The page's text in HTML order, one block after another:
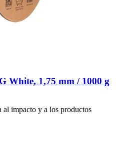
White, 1,75 mm / 1000 g
al impacto y a los productos